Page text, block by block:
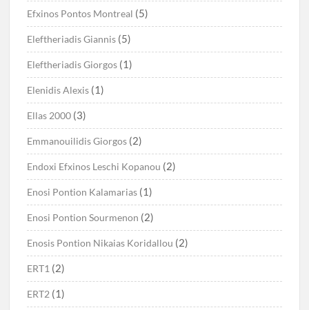
Efxinos Pontos Montreal (5)
Eleftheriadis Giannis (5)
Eleftheriadis Giorgos (1)
Elenidis Alexis (1)
Ellas 2000 (3)
Emmanouilidis Giorgos (2)
Endoxi Efxinos Leschi Kopanou (2)
Enosi Pontion Kalamarias (1)
Enosi Pontion Sourmenon (2)
Enosis Pontion Nikaias Koridallou (2)
ERT1 (2)
ERT2 (1)